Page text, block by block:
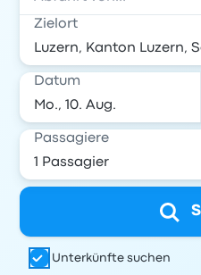
Zielort
Datum
Passagiere
Unterkünfte suchen